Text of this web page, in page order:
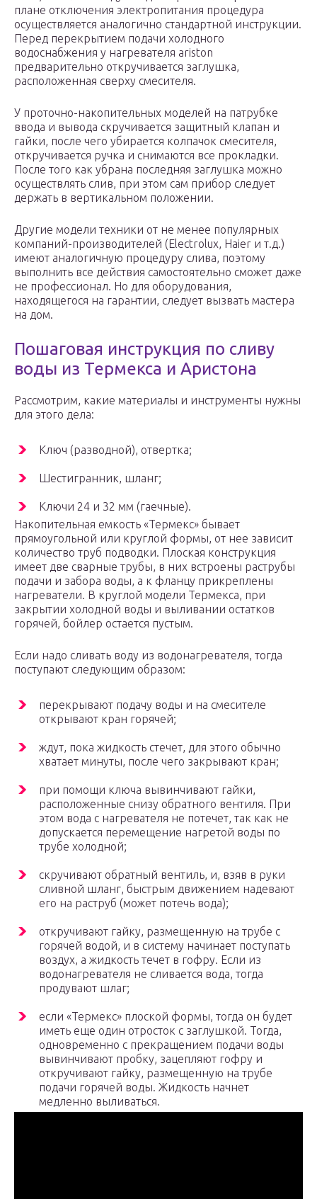
плане отключения электропитания процедура
осуществляется аналогично стандартной инструкции.
Перед перекрытием подачи холодного
водоснабжения у нагревателя ariston
предварительно откручивается заглушка,
расположенная сверху смесителя.
У проточно-накопительных моделей на патрубке
ввода и вывода скручивается защитный клапан и
гайки, после чего убирается колпачок смесителя,
откручивается ручка и снимаются все прокладки.
После того как убрана последняя заглушка можно
осуществлять слив, при этом сам прибор следует
держать в вертикальном положении.
Другие модели техники от не менее популярных
компаний-производителей (Electrolux, Haier и т.д.)
имеют аналогичную процедуру слива, поэтому
выполнить все действия самостоятельно сможет даже
не профессионал. Но для оборудования,
находящегося на гарантии, следует вызвать мастера
на дом.
Пошаговая инструкция по сливу
воды из Термекса и Аристона
Рассмотрим, какие материалы и инструменты нужны
для этого дела:
Ключ (разводной), отвертка;
Шестигранник, шланг;
Ключи 24 и 32 мм (гаечные).
Накопительная емкость «Термекс» бывает
прямоугольной или круглой формы, от нее зависит
количество труб подводки. Плоская конструкция
имеет две сварные трубы, в них встроены раструбы
подачи и забора воды, а к фланцу прикреплены
нагреватели. В круглой модели Термекса, при
закрытии холодной воды и выливании остатков
горячей, бойлер остается пустым.
Если надо сливать воду из водонагревателя, тогда
поступают следующим образом:
перекрывают подачу воды и на смесителе
открывают кран горячей;
ждут, пока жидкость стечет, для этого обычно
хватает минуты, после чего закрывают кран;
при помощи ключа вывинчивают гайки,
расположенные снизу обратного вентиля. При
этом вода с нагревателя не потечет, так как не
допускается перемещение нагретой воды по
трубе холодной;
скручивают обратный вентиль, и, взяв в руки
сливной шланг, быстрым движением надевают
его на раструб (может потечь вода);
откручивают гайку, размещенную на трубе с
горячей водой, и в систему начинает поступать
воздух, а жидкость течет в гофру. Если из
водонагревателя не сливается вода, тогда
продувают шлаг;
если «Термекс» плоской формы, тогда он будет
иметь еще один отросток с заглушкой. Тогда,
одновременно с прекращением подачи воды
вывинчивают пробку, зацепляют гофру и
откручивают гайку, размещенную на трубе
подачи горячей воды. Жидкость начнет
медленно выливаться.